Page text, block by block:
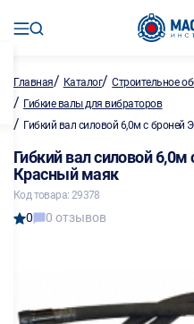
Главная/ Каталог/Строительное
/ Гибкие валы для вибраторов
/ Гибкий вал силовой 6,0м с
Гибкий вал силовой
Красный маяк
Код товара: 29378
0 0 отзывов